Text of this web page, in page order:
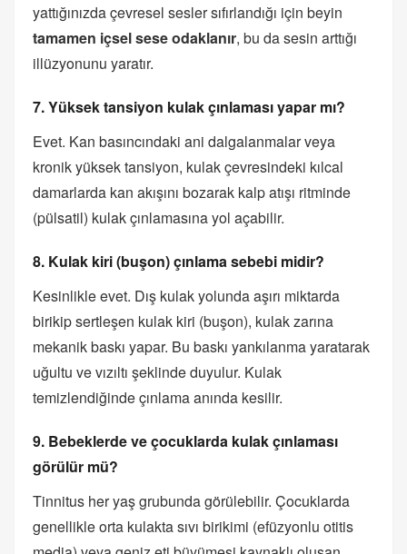
yattığınızda çevresel sesler sıfırlandığı için beyin
tamamen içsel sese odaklanır, bu da sesin arttığı
illüzyonunu yaratır.
7. Yüksek tansiyon kulak çınlaması yapar mı?
Evet. Kan basıncındaki ani dalgalanmalar veya
kronik yüksek tansiyon, kulak çevresindeki kılcal
damarlarda kan akışını bozarak kalp atışı ritminde
(pülsatil) kulak çınlamasına yol açabilir.
8. Kulak kiri (buşon) çınlama sebebi midir?
Kesinlikle evet. Dış kulak yolunda aşırı miktarda
birikip sertleşen kulak kiri (buşon), kulak zarına
mekanik baskı yapar. Bu baskı yankılanma yaratarak
uğultu ve vızıltı şeklinde duyulur. Kulak
temizlendiğinde çınlama anında kesilir.
9. Bebeklerde ve çocuklarda kulak çınlaması
görülür mü?
Tinnitus her yaş grubunda görülebilir. Çocuklarda
genellikle orta kulakta sıvı birikimi (efüzyonlu otitis